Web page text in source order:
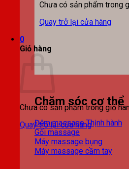
Chưa có sản phẩm trong
Quay trở lại cửa hàng
0
Giỏ hàng
Chưa có sản phẩm trong giỏ
Quay trở lại cửa hàng
Chăm sóc cơ thể
Đệm massage
Gối massage
Máy massage bụng
Máy massage cầm tay